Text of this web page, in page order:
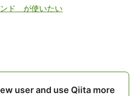
ド が使いたい
user and use Qiita more